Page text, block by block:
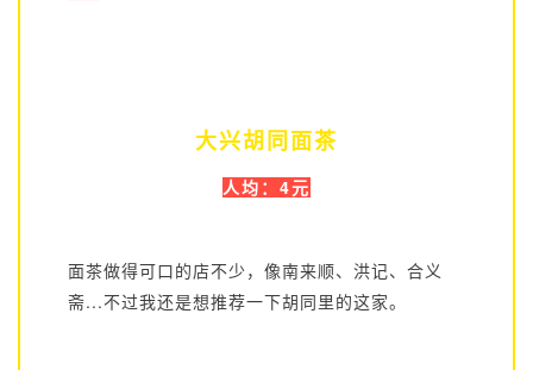
大兴胡同面茶
人均 ：4元
面茶做得可口的店不少，像南来顺、洪记、合义
斋...不过我还是想推荐一下胡同里的这家。